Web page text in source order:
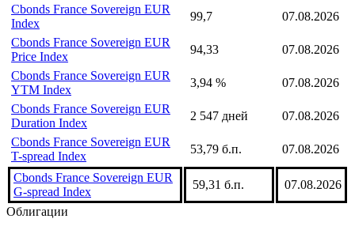
Cbonds France Sovereign EUR
Index
99,7
07.08.2026
Cbonds France Sovereign EUR
Price Index
94,33
07.08.2026
Cbonds France Sovereign EUR
YTM Index
3,94 %
07.08.2026
Cbonds France Sovereign EUR
Duration Index
2 547 дней
07.08.2026
Cbonds France Sovereign EUR
T-spread Index
53,79 б.п. 07.08.2026
Cbonds France Sovereign EUR
G-spread Index
59,31 б.п.
07.08.2026
Облигации